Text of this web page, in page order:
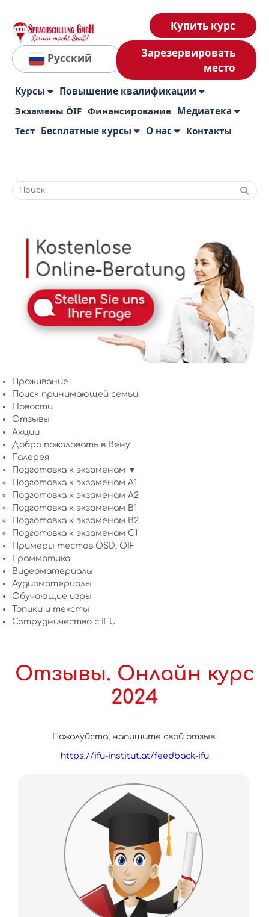
Русский
Купить курс
Зарезервировать
место
Курсы Повышение квалификации
Экзамены ÖIF Финансирование Медиатека
Тест Бесплатные курсы О нас Контакты
Проживание
Поиск принимающей семьи
Новости
Отзывы
Акции
Добро пожаловать в Вену
Галерея
Подготовка к экзаменам ▼
Подготовка к экзаменам A1
Подготовка к экзаменам A2
Подготовка к экзаменам B1
Подготовка к экзаменам B2
Подготовка к экзаменам C1
Примеры тестов ÖSD, ÖIF
Грамматика
Видеоматериалы
Аудиоматериалы
Обучающие игры
Топики и тексты
Сотрудничество c IFU
Отзывы. Онлайн курс
2024
Пожалуйста, напишите свой отзыв!
https://ifu-institut.at/feedback-ifu